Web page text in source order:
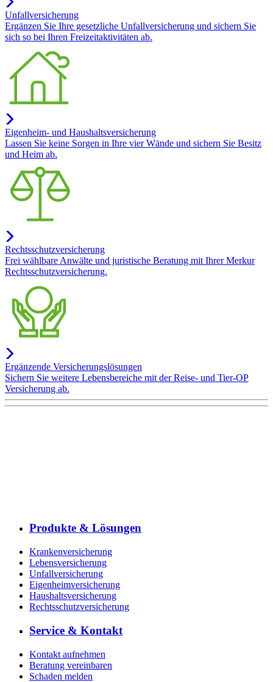
Unfallversicherung
Ergänzen Sie Ihre gesetzliche Unfallversicherung und sichern Sie
sich so bei Ihren Freizeitaktivitäten ab.
Eigenheim- und Haushaltsversicherung
Lassen Sie keine Sorgen in Ihre vier Wände und sichern Sie Besitz
und Heim ab.
Rechtsschutzversicherung
Frei wählbare Anwälte und juristische Beratung mit Ihrer Merkur
Rechtsschutzversicherung.
Ergänzende Versicherungslösungen
Sichern Sie weitere Lebensbereiche mit der Reise- und Tier-OP
Versicherung ab.
Produkte & Lösungen
Krankenversicherung
Lebensversicherung
Unfallversicherung
Eigenheimversicherung
Haushaltsversicherung
Rechtsschutzversicherung
Service & Kontakt
Kontakt aufnehmen
Beratung vereinbaren
Schaden melden